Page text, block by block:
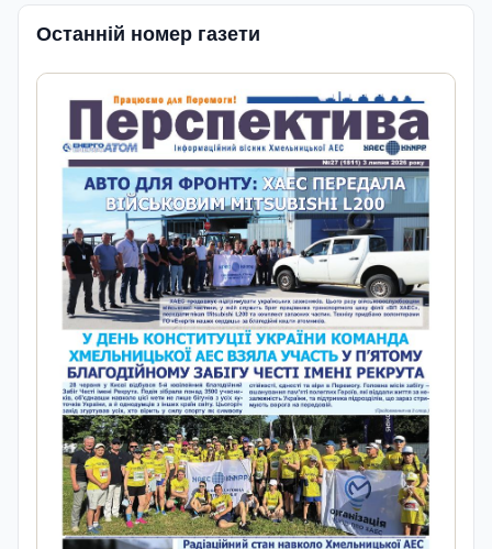
Останній номер газети